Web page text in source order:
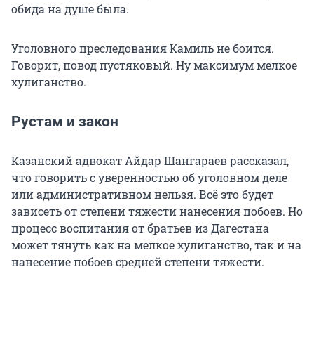
обида на душе была.
Уголовного преследования Камиль не боится.
Говорит, повод пустяковый. Ну максимум мелкое
хулиганство.
Рустам и закон
Казанский адвокат Айдар Шангараев рассказал,
что говорить с уверенностью об уголовном деле
или административном нельзя. Всё это будет
зависеть от степени тяжести нанесения побоев. Но
процесс воспитания от братьев из Дагестана
может тянуть как на мелкое хулиганство, так и на
нанесение побоев средней степени тяжести.